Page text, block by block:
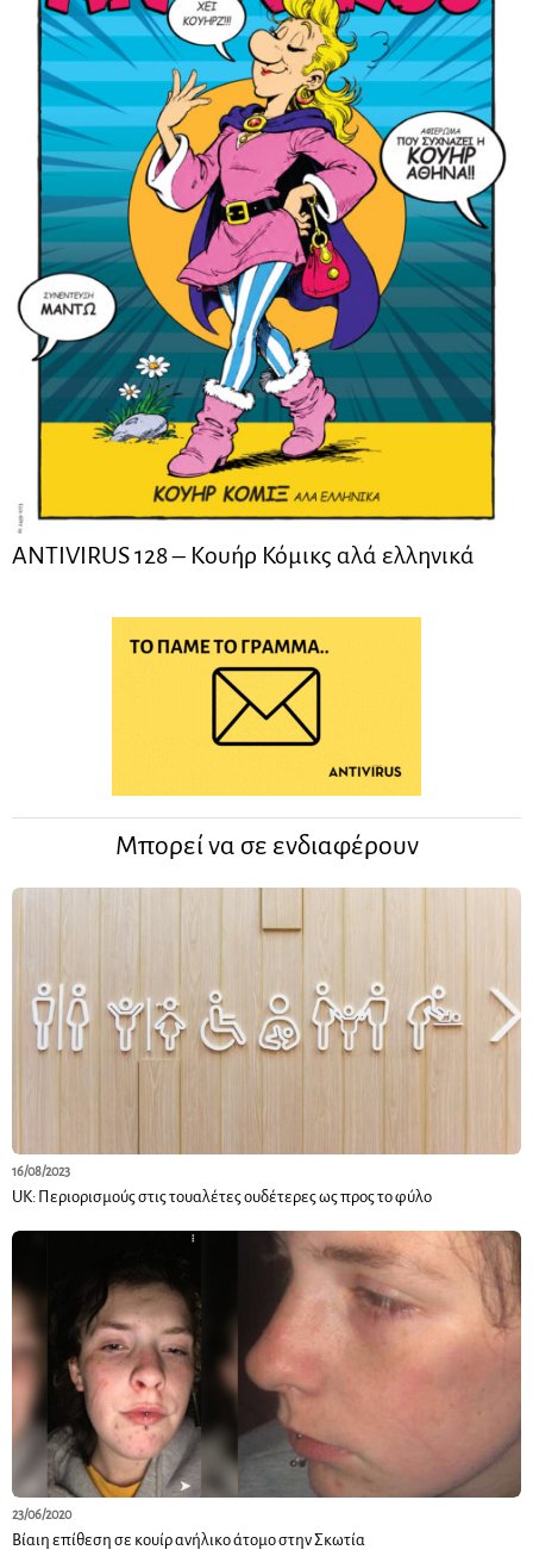
ANTIVIRUS 128 – Kουήρ Κόμικς αλά ελληνικά
Μπορεί να σε ενδιαφέρουν
16/08/2023
UK: Περιορισμούς στις τουαλέτες ουδέτερες ως προς το φύλο
23/06/2020
Βίαιη επίθεση σε κουίρ ανήλικο άτομο στην Σκωτία